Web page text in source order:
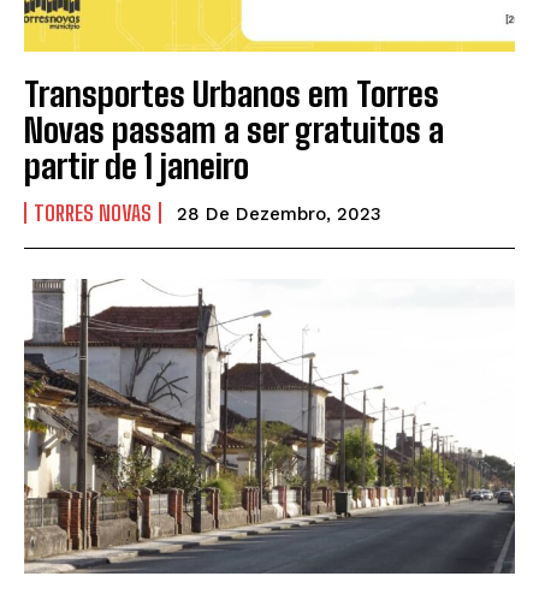
Transportes Urbanos em Torres
Novas passam a ser gratuitos a
partir de 1 janeiro
TORRES NOVAS 28 De Dezembro, 2023